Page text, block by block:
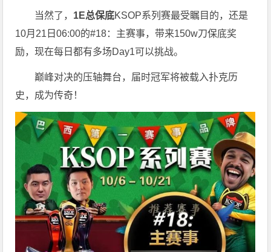
当然了， 1E总保底KSOP系列赛最受瞩目的，还是
10月21日06:00的#18：主赛事，带来150w刀保底奖
励，现在每日都有多场Day1可以挑战。
巅峰对决的压轴舞台，届时冠军将被载入扑克历
史，成为传奇！